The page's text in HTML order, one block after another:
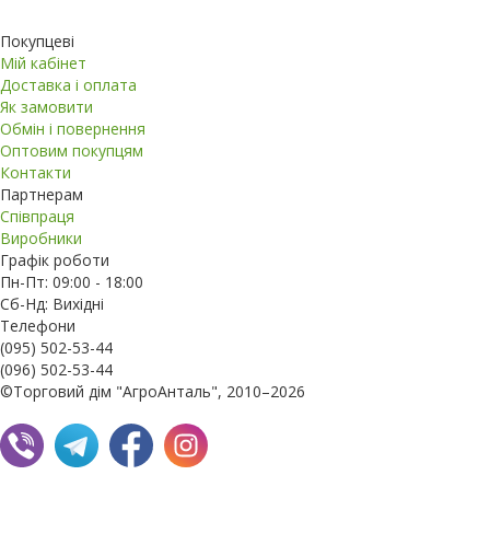
Покупцеві
Мій кабінет
Доставка і оплата
Як замовити
Обмін і повернення
Оптовим покупцям
Контакти
Партнерам
Співпраця
Виробники
Графік роботи
Пн-Пт: 09:00 - 18:00
Сб-Нд: Вихідні
Телефони
(095) 502-53-44
(096) 502-53-44
©Торговий дім "АгроАнталь", 2010–2026